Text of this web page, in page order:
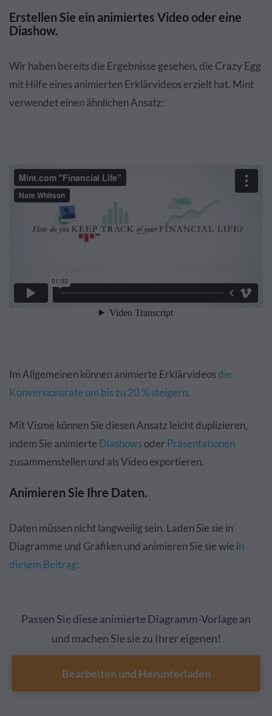
Erstellen Sie ein animiertes Video oder eine
Diashow.
Wir haben bereits die Ergebnisse gesehen, die Crazy Egg
mit Hilfe eines animierten Erklärvideos erzielt hat. Mint
verwendet einen ähnlichen Ansatz:
Im Allgemeinen können animierte Erklärvideosdie
Konversionsrate um bis zu 20 % steigern.
Mit Visme können Sie diesen Ansatz leicht duplizieren,
indem Sie animierte Diashowsoder Präsentationen
zusammenstellen und als Video exportieren.
Animieren Sie Ihre Daten.
Daten müssen nicht langweilig sein. Laden Sie sie in
Diagramme und Grafiken und animieren Sie sie wie in
diesem Beitrag:
Passen Sie diese animierte Diagramm-Vorlage an
und machen Sie sie zu Ihrer eigenen!
Bearbeiten und Herunterladen